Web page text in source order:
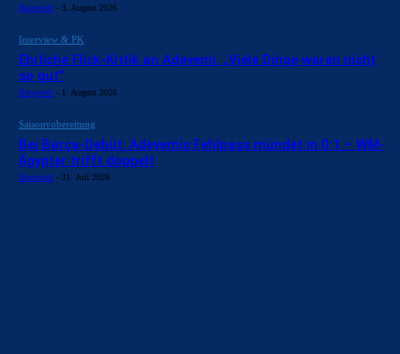
Barçawelt - 3. August 2026
Interview & PK
Ehrliche Flick-Kritik an Adeyemi: „Viele Dinge waren nicht
so gut“
Barçawelt - 1. August 2026
Saisonvobereitung
Bei Barça-Debüt: Adeyemis Fehlpass mündet in 0:1 – WM-
Ägypter trifft doppelt
Barçawelt - 31. Juli 2026